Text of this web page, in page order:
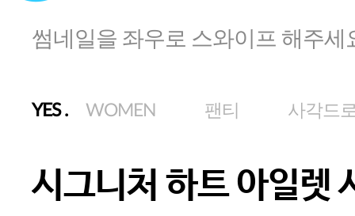
썸네일을 좌우로 스와이프 해주세
YES. WOMEN 팬티 사각드
시그니처 하트 아일렛